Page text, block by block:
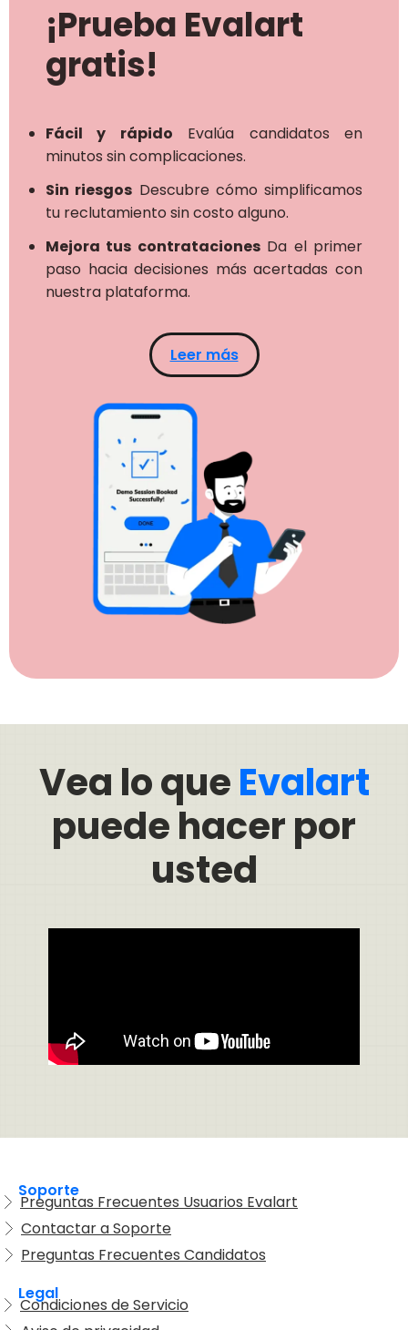
¡Prueba Evalart
gratis!
Fácil y rápido Evalúa candidatos en
minutos sin complicaciones.
Sin riesgos Descubre cómo simplificamos
tu reclutamiento sin costo alguno.
Mejora tus contratacionesDa el primer
paso hacia decisiones más acertadas con
nuestra plataforma.
Leer más
Vea lo queEvalart
puede hacer por
usted
Soporte
Preguntas Frecuentes Usuarios Evalart
Contactar a Soporte
Preguntas Frecuentes Candidatos
Legal
Condiciones de Servicio